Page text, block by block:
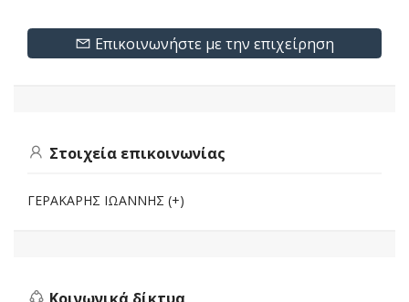
Επικοινωνήστε με την επιχείρηση
Στοιχεία επικοινωνίας
ΓΕΡΑΚΑΡΗΣ ΙΩΑΝΝΗΣ (+)